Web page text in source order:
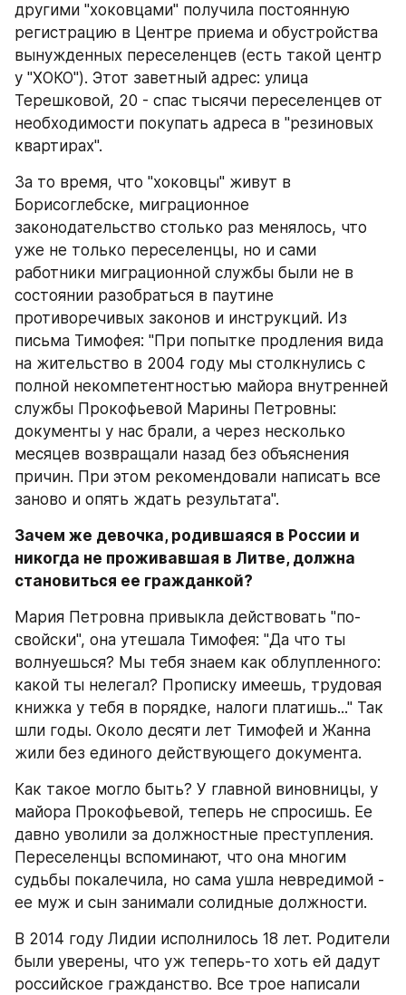
другими "хоковцами" получила постоянную
регистрацию в Центре приема и обустройства
вынужденных переселенцев (есть такой центр
у "ХОКО"). Этот заветный адрес: улица
Терешковой, 20 - спас тысячи переселенцев от
необходимости покупать адреса в "резиновых
квартирах".
За то время, что "хоковцы" живут в
Борисоглебске, миграционное
законодательство столько раз менялось, что
уже не только переселенцы, но и сами
работники миграционной службы были не в
состоянии разобраться в паутине
противоречивых законов и инструкций. Из
письма Тимофея: "При попытке продления вида
на жительство в 2004 году мы столкнулись с
полной некомпетентностью майора внутренней
службы Прокофьевой Марины Петровны:
документы у нас брали, а через несколько
месяцев возвращали назад без объяснения
причин. При этом рекомендовали написать все
заново и опять ждать результата".
Зачем же девочка, родившаяся в России и
никогда не проживавшая в Литве, должна
становиться ее гражданкой?
Мария Петровна привыкла действовать "по-
свойски", она утешала Тимофея: "Да что ты
волнуешься? Мы тебя знаем как облупленного:
какой ты нелегал? Прописку имеешь, трудовая
книжка у тебя в порядке, налоги платишь..." Так
шли годы. Около десяти лет Тимофей и Жанна
жили без единого действующего документа.
Как такое могло быть? У главной виновницы, у
майора Прокофьевой, теперь не спросишь. Ее
давно уволили за должностные преступления.
Переселенцы вспоминают, что она многим
судьбы покалечила, но сама ушла невредимой -
ее муж и сын занимали солидные должности.
В 2014 году Лидии исполнилось 18 лет. Родители
были уверены, что уж теперь-то хоть ей дадут
российское гражданство. Все трое написали